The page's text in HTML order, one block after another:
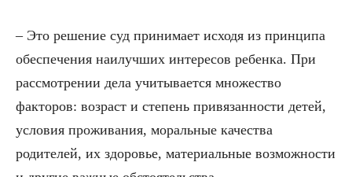
– Это решение суд принимает исходя из принципа
обеспечения наилучших интересов ребенка. При
рассмотрении дела учитывается множество
факторов: возраст и степень привязанности детей,
условия проживания, моральные качества
родителей, их здоровье, материальные возможности